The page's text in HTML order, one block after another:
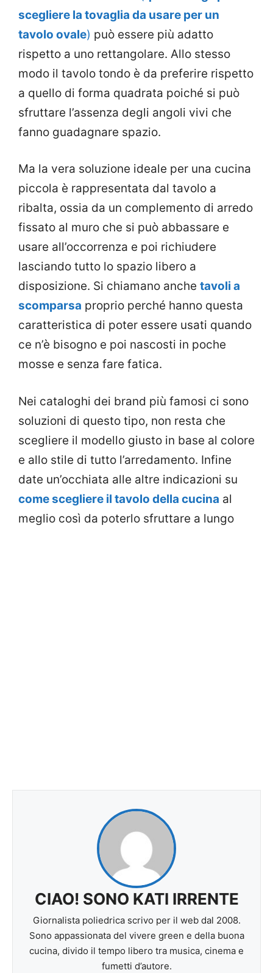
scegliere la tovaglia da usare per un
tavolo ovale) può essere più adatto
rispetto a uno rettangolare. Allo stesso
modo il tavolo tondo è da preferire rispetto
a quello di forma quadrata poiché si può
sfruttare l’assenza degli angoli vivi che
fanno guadagnare spazio.
Ma la vera soluzione ideale per una cucina
piccola è rappresentata dal tavolo a
ribalta, ossia da un complemento di arredo
fissato al muro che si può abbassare e
usare all’occorrenza e poi richiudere
lasciando tutto lo spazio libero a
disposizione. Si chiamano anche tavoli a
scomparsa proprio perché hanno questa
caratteristica di poter essere usati quando
ce n’è bisogno e poi nascosti in poche
mosse e senza fare fatica.
Nei cataloghi dei brand più famosi ci sono
soluzioni di questo tipo, non resta che
scegliere il modello giusto in base al colore
e allo stile di tutto l’arredamento. Infine
date un’occhiata alle altre indicazioni su
come scegliere il tavolo della cucina al
meglio così da poterlo sfruttare a lungo
CIAO! SONO KATI IRRENTE
Giornalista poliedrica scrivo per il web dal 2008.
Sono appassionata del vivere green e della buona
cucina, divido il tempo libero tra musica, cinema e
fumetti d’autore.